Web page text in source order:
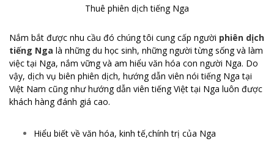
Thuê phiên dịch tiếng Nga
Nắm bắt được nhu cầu đó chúng tôi cung cấp người phiên dịch
tiếng Nga là những du học sinh, những người từng sống và làm
việc tại Nga, nắm vững và am hiểu văn hóa con người Nga. Do
vậy, dịch vụ biên phiên dịch, hướng dẫn viên nói tiếng Nga tại
Việt Nam cũng như hướng dẫn viên tiếng Việt tại Nga luôn được
khách hàng đánh giá cao.
Hiểu biết về văn hóa, kinh tế,chính trị của Nga